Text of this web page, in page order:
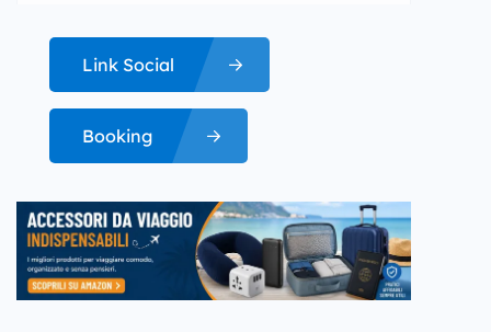
Link Social
Booking